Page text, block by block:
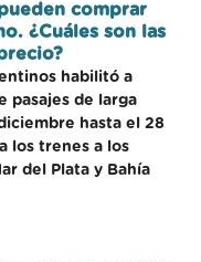
comprar
¿Cuáles son las
habilitó a
pasajes de larga
hasta el 28
los trenes a los
del Plata y Bahía